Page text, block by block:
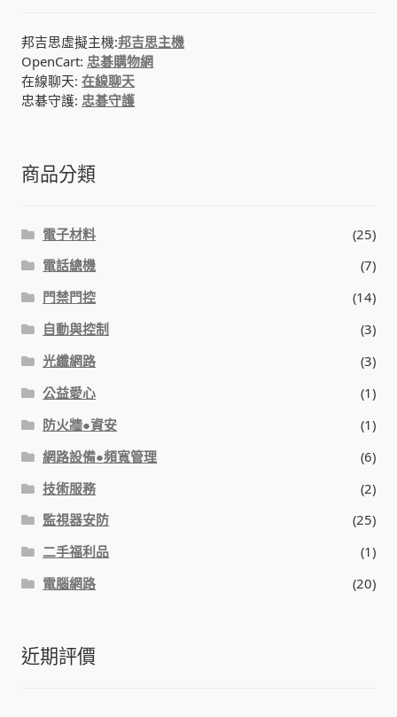
邦吉思虛擬主機:邦吉思主機
OpenCart:忠碁購物網
在線聊天:在線聊天
忠碁守護:忠碁守護
商品分類
電子材料
(25)
電話總機
(7)
門禁門控
(14)
自動與控制
(3)
光纖網路
(3)
公益愛心
(1)
防火牆●資安
(1)
網路設備●頻寬管理
(6)
技術服務
(2)
監視器安防
(25)
二手福利品
(1)
電腦網路
(20)
近期評價